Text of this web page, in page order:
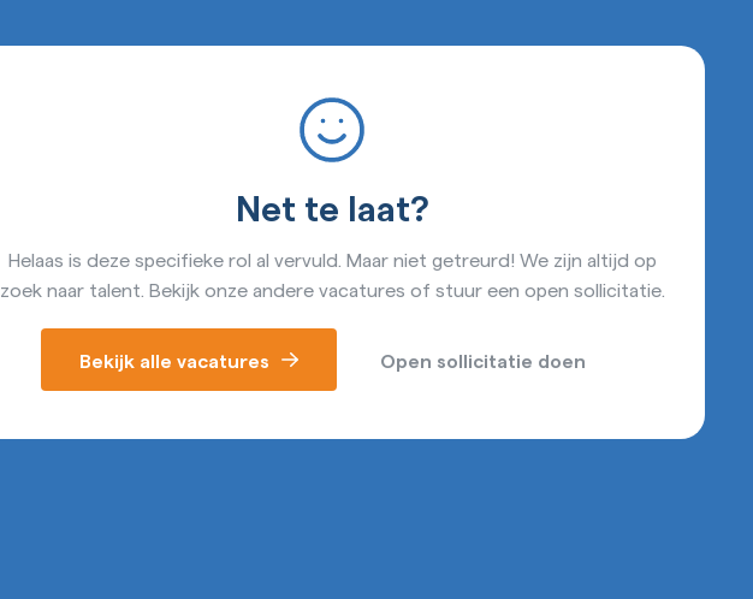
Net te laat?
Helaas is deze specifieke rol al vervuld. Maar niet getreurd! We zijn altijd op
zoek naar talent. Bekijk onze andere vacatures of stuur een open sollicitatie.
Bekijk alle vacatures Open sollicitatie doen